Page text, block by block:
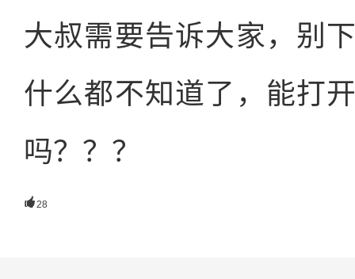
大叔需要告诉大家，别
什么都不知道了，能打
吗？？？
28